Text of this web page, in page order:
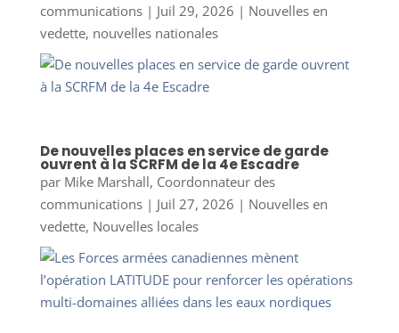
communications| Juil 29, 2026 | Nouvelles en
vedette, nouvelles nationales
De nouvelles places en service de garde
ouvrent à la SCRFM de la 4e Escadre
par Mike Marshall, Coordonnateur des
communications| Juil 27, 2026 | Nouvelles en
vedette, Nouvelles locales